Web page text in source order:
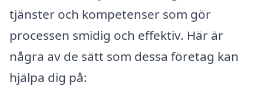
tjänster och kompetenser som gör
processen smidig och effektiv. Här är
några av de sätt som dessa företag kan
hjälpa dig på: